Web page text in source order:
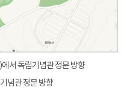
서 독립기념관 정문 방향
념관 정문 방향